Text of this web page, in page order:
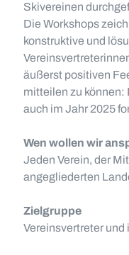
Skivereinen
Die Workshops
konstruktive und
äußerst positiven
mitteilen zu können:
auch im Jahr 2025
Wen wollen wir
Jeden Verein, der
angegliederten
Zielgruppe
Vereinsvertreter